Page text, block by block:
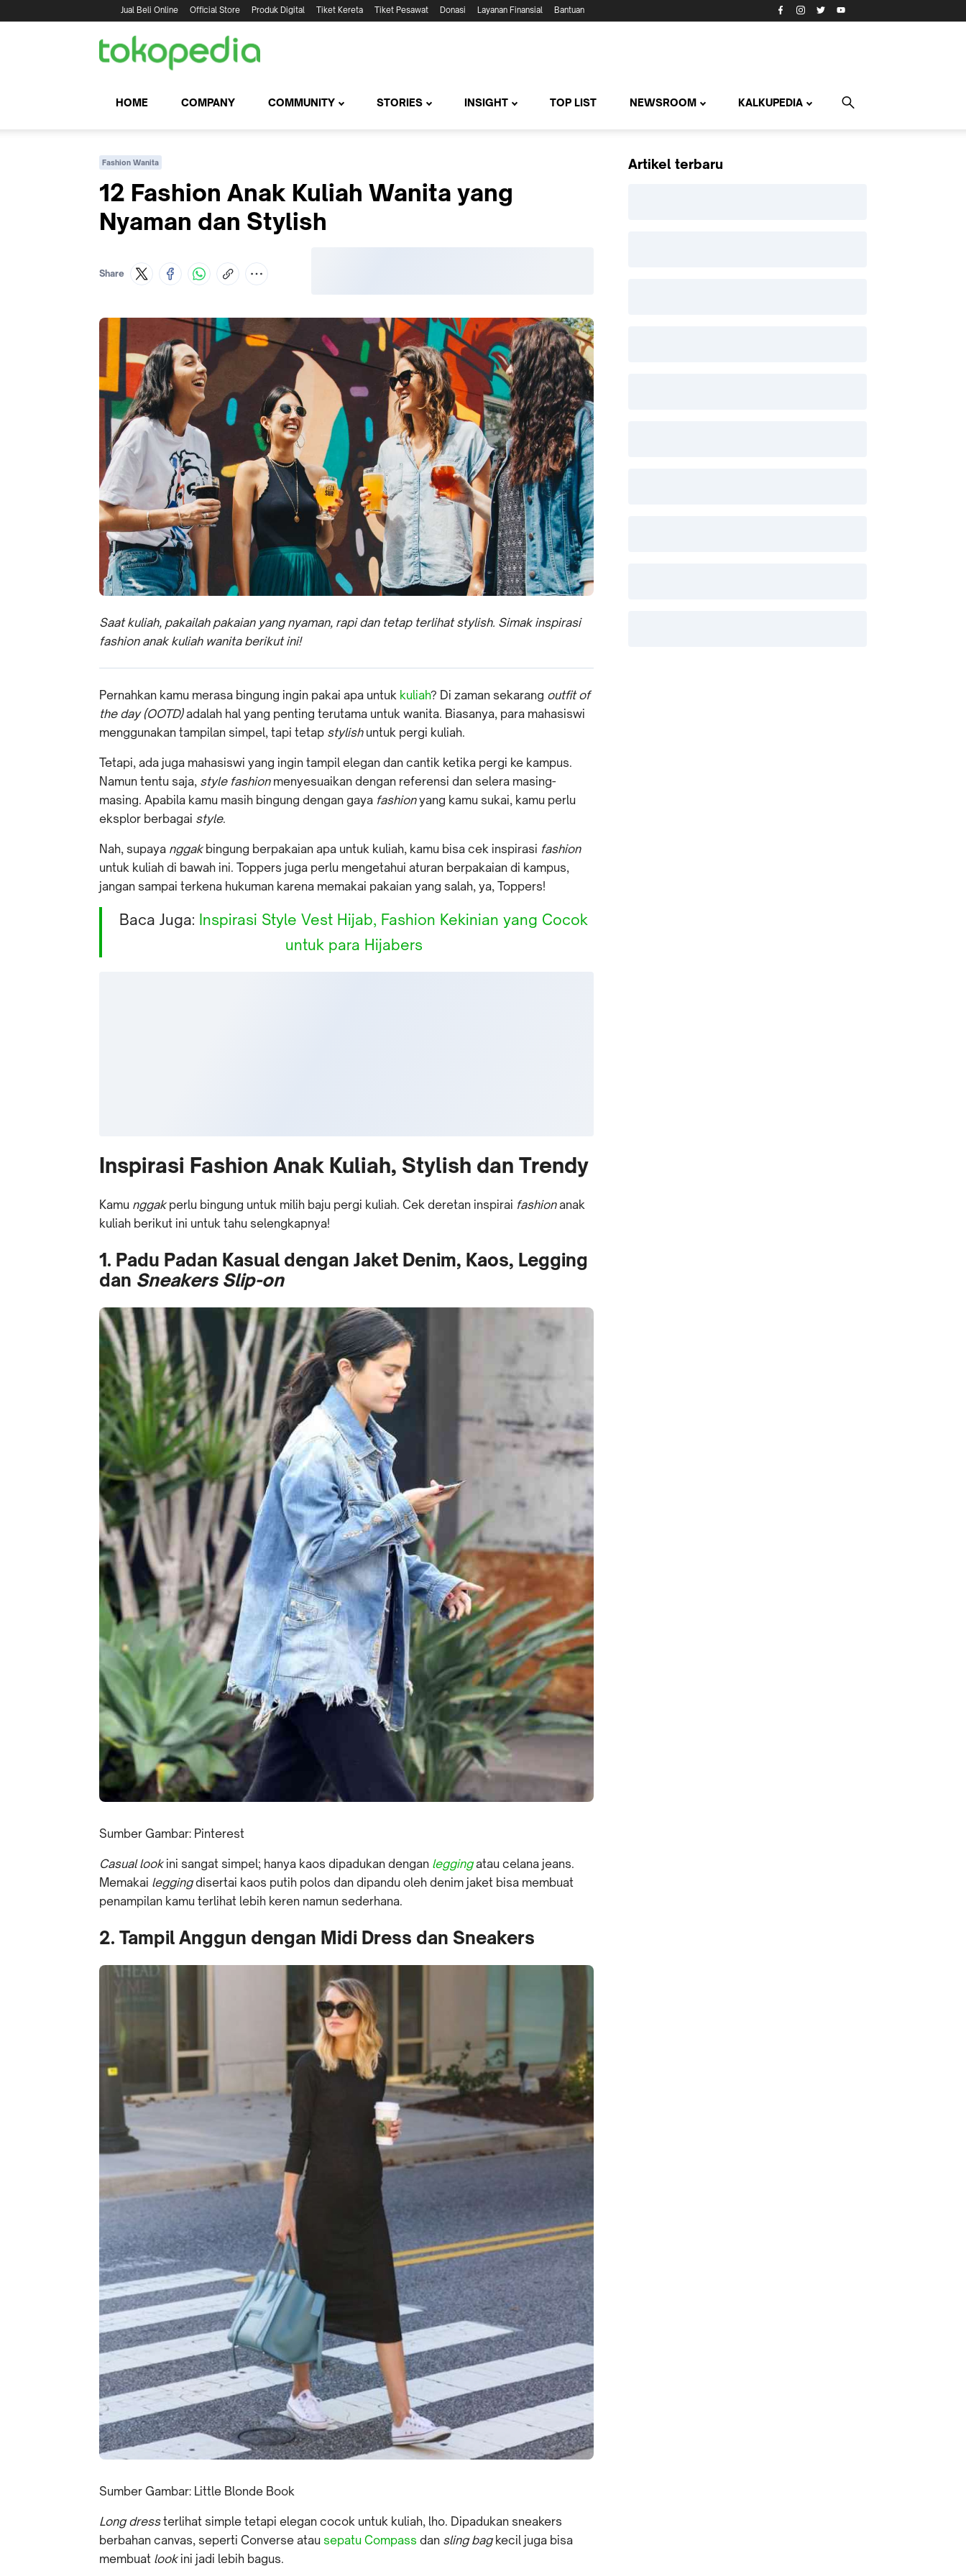
Jual Beli Online Official Store Produk Digital Tiket Kereta Tiket Pesawat Donasi Layanan Finansial Bantuan
HOME COMPANY COMMUNITY STORIES INSIGHT TOP LIST NEWSROOM KALKUPEDIA
Fashion Wanita
12 Fashion Anak Kuliah Wanita yang
Nyaman dan Stylish
Share
Saat kuliah, pakailah pakaian yang nyaman, rapi dan tetap terlihat stylish. Simak inspirasi
fashion anak kuliah wanita berikut ini!
Pernahkan kamu merasa bingung ingin pakai apa untuk kuliah? Di zaman sekarang outfit of
the day (OOTD)adalah hal yang penting terutama untuk wanita. Biasanya, para mahasiswi
menggunakan tampilan simpel, tapi tetap stylish untuk pergi kuliah.
Tetapi, ada juga mahasiswi yang ingin tampil elegan dan cantik ketika pergi ke kampus.
Namun tentu saja, style fashion menyesuaikan dengan referensi dan selera masing-
masing. Apabila kamu masih bingung dengan gaya fashionyang kamu sukai, kamu perlu
eksplor berbagai style.
Nah, supaya nggak bingung berpakaian apa untuk kuliah, kamu bisa cek inspirasi fashion
untuk kuliah di bawah ini. Toppers juga perlu mengetahui aturan berpakaian di kampus,
jangan sampai terkena hukuman karena memakai pakaian yang salah, ya, Toppers!
Baca Juga: Inspirasi Style Vest Hijab, Fashion Kekinian yang Cocok
untuk para Hijabers
Inspirasi Fashion Anak Kuliah, Stylish dan Trendy
Kamu nggak perlu bingung untuk milih baju pergi kuliah. Cek deretan inspirai fashionanak
kuliah berikut ini untuk tahu selengkapnya!
1. Padu Padan Kasual dengan Jaket Denim, Kaos, Legging
dan Sneakers Slip-on
Sumber Gambar: Pinterest
Casual lookini sangat simpel; hanya kaos dipadukan dengan leggingatau celana jeans.
Memakai leggingdisertai kaos putih polos dan dipandu oleh denim jaket bisa membuat
penampilan kamu terlihat lebih keren namun sederhana.
2. Tampil Anggun dengan Midi Dress dan Sneakers
Sumber Gambar: Little Blonde Book
Long dressterlihat simple tetapi elegan cocok untuk kuliah, lho. Dipadukan sneakers
berbahan canvas, seperti Converse atau sepatu Compass dan sling bagkecil juga bisa
membuat lookini jadi lebih bagus.
Artikel terbaru